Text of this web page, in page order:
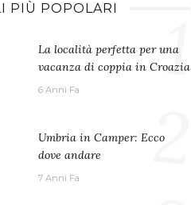
PIÙ POPOLARI
La località perfetta per una
vacanza di coppia in Croazia
6 Anni Fa 1
Umbria in Camper: Ecco
dove andare
7 Anni Fa 2